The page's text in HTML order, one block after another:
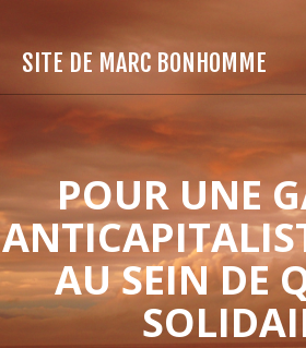
SITE DE MARC BONHOMME
POUR UNE
AU SEIN DE